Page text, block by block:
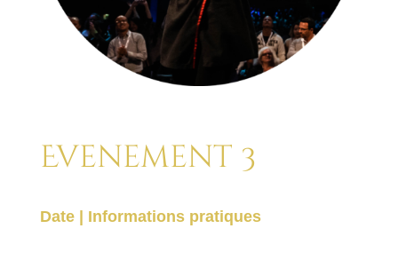
Evenement 3
Date | Informations pratiques